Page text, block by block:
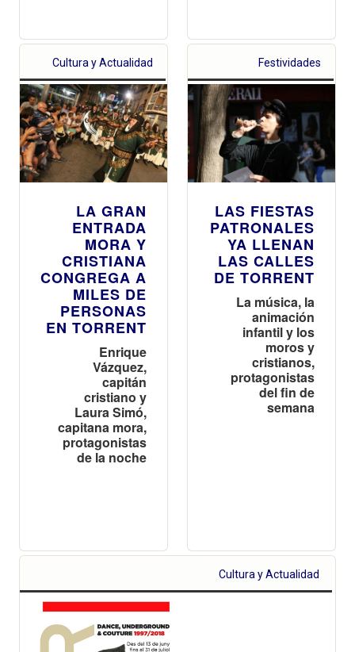
Cultura y Actualidad
LA GRAN
ENTRADA
MORA Y
CRISTIANA
CONGREGA A
MILES DE
PERSONAS
EN TORRENT
Enrique
Vázquez,
capitán
cristiano y
Laura Simó,
capitana mora,
protagonistas
de la noche
Festividades
LAS FIESTAS
PATRONALES
YA LLENAN
LAS CALLES
DE TORRENT
La música, la
animación
infantil y los
moros y
cristianos,
protagonistas
del fin de
semana
Cultura y Actualidad